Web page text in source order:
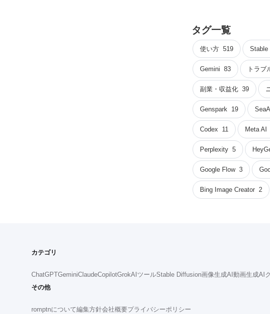
タグ一覧
使い方 519 Stable
Gemini 83 トラブ
副業・収益化 39
Genspark 19
Codex 11 Meta AI
Perplexity 5
Google Flow 3
Bing Image Creator 2
カテゴリ
ChatGPTGeminiClaudeCopilotGrokAIツールStable Diffusion画像生成AI動画生成AI
その他
romptnについて編集方針会社概要プライバシーポリシー